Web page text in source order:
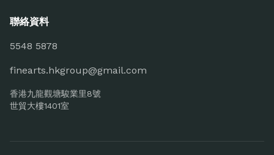
聯絡資料
5548 5878
finearts.hkgroup@gmail.com
香港九龍觀塘駿業里8號
世貿大樓1401室